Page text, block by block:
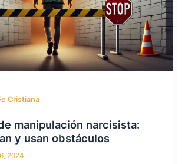
Cristiana
manipulación narcisista:
y usan obstáculos
2024